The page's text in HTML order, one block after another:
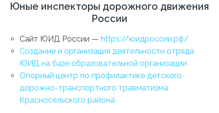
Юные инспекторы дорожного движения
России
Сайт ЮИД России — https://юидроссии.рф/
Создание и организация деятельности отряда
ЮИД на базе образовательной организации
Опорный центр по профилактике детского
дорожно-транспортного травматизма
Красносельского района